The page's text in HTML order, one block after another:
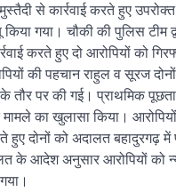
से कार्रवाई करते हुए
गया। चौकी की पुलिस टीम
करते हुए दो आरोपियों को
की पहचान राहुल व सूरज दोनों
के तौर पर की गई। प्राथमिक
मामले का खुलासा किया।
हुए दोनों को अदालत बहादुरगढ़
के आदेश अनुसार आरोपियों को